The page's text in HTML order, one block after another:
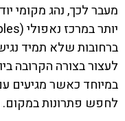
מעבר לכך, נהג מקומי
ברחובות שלא תמיד
לעצור בצורה הקרובה
במיוחד כאשר מגיעים
לחפש פתרונות